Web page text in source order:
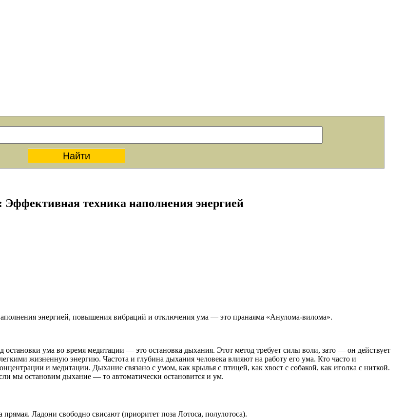
техника наполнения энергией
энергией, повышения вибраций и отключения ума — это пранаяма «Анулома-вилома».
ума во время медитации — это остановка дыхания. Этот метод требует силы воли, зато — он действует
жизненную энергию. Частота и глубина дыхания человека влияют на работу его ума. Кто часто и
и медитации. Дыхание связано с умом, как крылья с птицей, как хвост с собакой, как иголка с ниткой.
мы остановим дыхание — то автоматически остановится и ум.
Ладони свободно свисают (приоритет поза Лотоса, полулотоса).